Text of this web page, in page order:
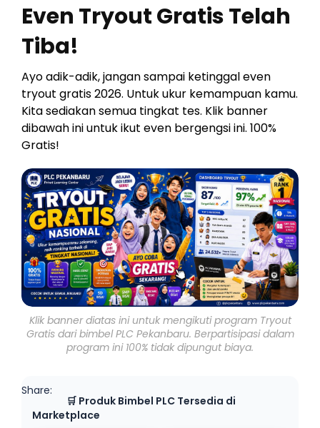
Even Tryout Gratis Telah
Tiba!
Ayo adik-adik, jangan sampai ketinggal even
tryout gratis 2026. Untuk ukur kemampuan kamu.
Kita sediakan semua tingkat tes. Klik banner
dibawah ini untuk ikut even bergengsi ini. 100%
Gratis!
Klik banner diatas ini untuk mengikuti program Tryout
Gratis dari bimbel PLC Pekanbaru. Berpartisipasi dalam
program ini 100% tidak dipungut biaya.
Share:
🛒 Produk Bimbel PLC Tersedia di
Marketplace